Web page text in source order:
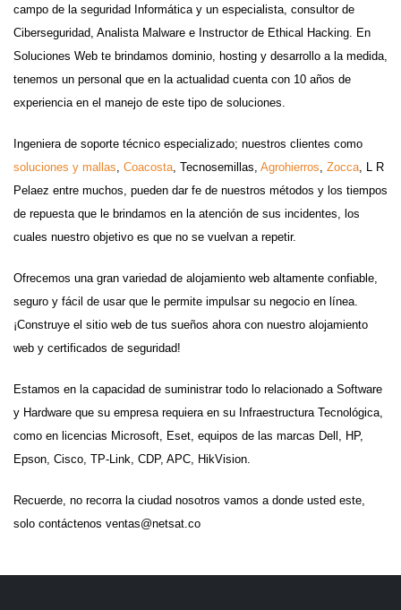
campo de la seguridad Informática y un especialista, consultor de
Ciberseguridad, Analista Malware e Instructor de Ethical Hacking. En
Soluciones Web te brindamos dominio, hosting y desarrollo a la medida,
tenemos un personal que en la actualidad cuenta con 10 años de
experiencia en el manejo de este tipo de soluciones.
Ingeniera de soporte técnico especializado; nuestros clientes como
soluciones y mallas, Coacosta, Tecnosemillas, Agrohierros, Zocca, L R
Pelaez entre muchos, pueden dar fe de nuestros métodos y los tiempos
de repuesta que le brindamos en la atención de sus incidentes, los
cuales nuestro objetivo es que no se vuelvan a repetir.
Ofrecemos una gran variedad de alojamiento web altamente confiable,
seguro y fácil de usar que le permite impulsar su negocio en línea.
¡Construye el sitio web de tus sueños ahora con nuestro alojamiento
web y certificados de seguridad!
Estamos en la capacidad de suministrar todo lo relacionado a Software
y Hardware que su empresa requiera en su Infraestructura Tecnológica,
como en licencias Microsoft, Eset, equipos de las marcas Dell, HP,
Epson, Cisco, TP-Link, CDP, APC, HikVision.
Recuerde, no recorra la ciudad nosotros vamos a donde usted este,
solo contáctenos ventas@netsat.co